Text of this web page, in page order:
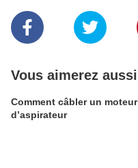
Vous aimerez aussi
Comment câbler un moteur
d’aspirateur